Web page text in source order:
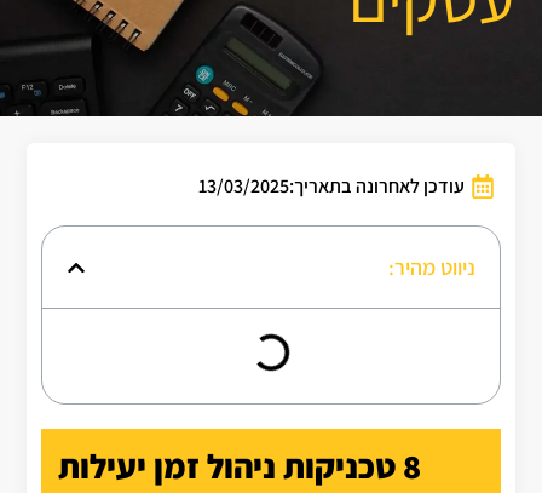
עודכן לאחרונה בתאריך:13/03/2025
ניווט מהיר:
8 טכניקות ניהול זמן יעילות